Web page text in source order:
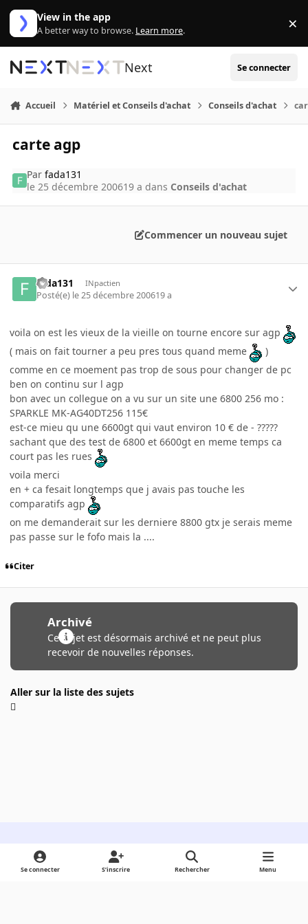
Aller au contenu
View in the app
A better way to browse. Learn more. ×
Next Se connecter
Accueil Matériel et Conseils d'achat Conseils d'achat
carte agp
Parfada131
le 25 décembre 200619 a dans Conseils d'achat
Commencer un nouveau sujet
fada131 INpactien
Posté(e) le 25 décembre 200619 a
voila on est les vieux de la vieille on tourne encore sur agp
( mais on fait tourner a peu pres tous quand meme
)
comme en ce moement pas trop de sous pour changer de pc
ben on continu sur l agp
bon avec un collegue on a vu sur un site une 6800 256 mo :
SPARKLE MK-AG40DT256 115€
est-ce mieu qu une 6600gt qui vaut environ 10 € de - ?????
sachant que des test de 6800 et 6600gt en meme temps ca
court pas les rues
voila merci
en + ca fesait longtemps que j avais pas touche les
comparatifs agp
on me demanderait sur les derniere 8800 gtx je serais meme
pas passe sur le fofo mais la ....
Citer
Archivé
Ce sujet est désormais archivé et ne peut plus
recevoir de nouvelles réponses.
Aller sur la liste des sujets
Light ModeDark ModeSystem Preference
Se connecter S’inscrire Rechercher Menu